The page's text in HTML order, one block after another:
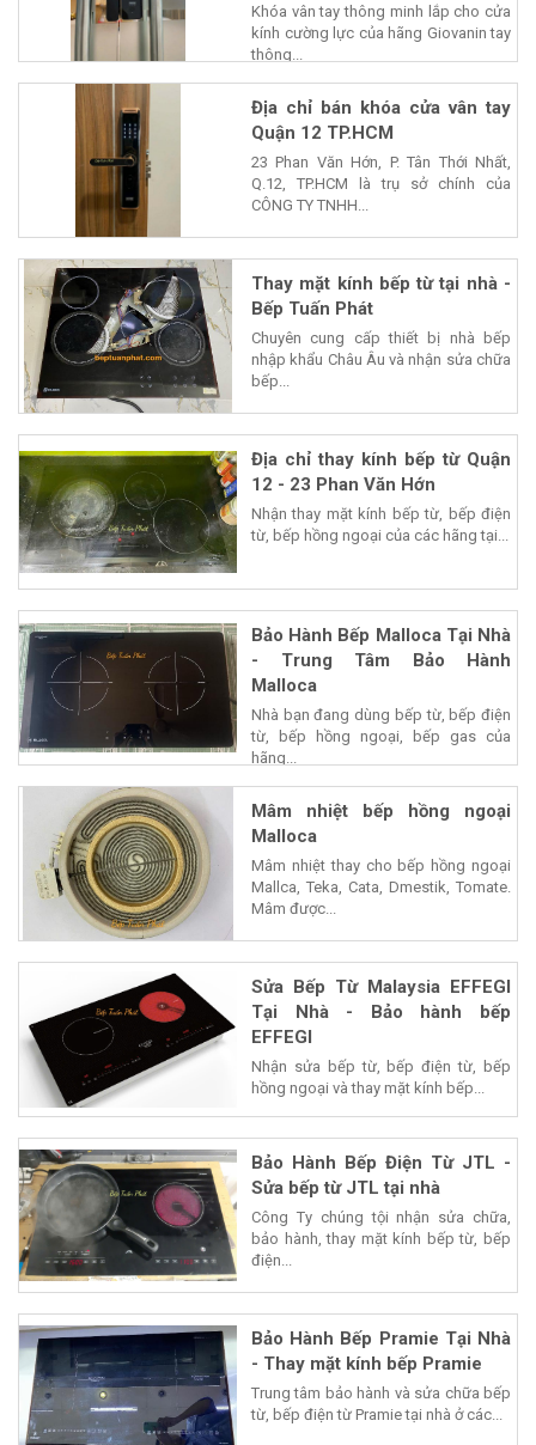
Khóa vân tay thông minh lắp cho cửa
kính cường lực của hãng Giovanin tay
thông...
Địa chỉ bán khóa cửa vân tay
Quận 12 TP.HCM
23 Phan Văn Hớn, P. Tân Thới Nhất,
Q.12, TP.HCM là trụ sở chính của
CÔNG TY TNHH...
Thay mặt kính bếp từ tại nhà -
Bếp Tuấn Phát
Chuyên cung cấp thiết bị nhà bếp
nhập khẩu Châu Âu và nhận sửa chữa
bếp...
Địa chỉ thay kính bếp từ Quận
12 - 23 Phan Văn Hớn
Nhận thay mặt kính bếp từ, bếp điện
từ, bếp hồng ngoại của các hãng tại...
Bảo Hành Bếp Malloca Tại Nhà
- Trung Tâm Bảo Hành
Malloca
Nhà bạn đang dùng bếp từ, bếp điện
từ, bếp hồng ngoại, bếp gas của
hãng...
Mâm nhiệt bếp hồng ngoại
Malloca
Mâm nhiệt thay cho bếp hồng ngoại
Mallca, Teka, Cata, Dmestik, Tomate.
Mâm được...
Sửa Bếp Từ Malaysia EFFEGI
Tại Nhà - Bảo hành bếp
EFFEGI
Nhận sửa bếp từ, bếp điện từ, bếp
hồng ngoại và thay mặt kính bếp...
Bảo Hành Bếp Điện Từ JTL -
Sửa bếp từ JTL tại nhà
Công Ty chúng tội nhận sửa chữa,
bảo hành, thay mặt kính bếp từ, bếp
điện...
Bảo Hành Bếp Pramie Tại Nhà
- Thay mặt kính bếp Pramie
Trung tâm bảo hành và sửa chữa bếp
từ, bếp điện từ Pramie tại nhà ở các...